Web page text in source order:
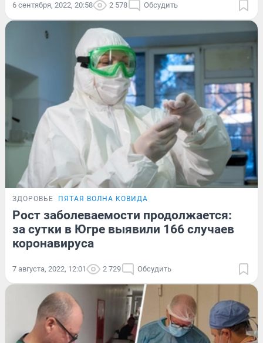
6 сентября, 2022, 20:58 2 578 Обсудить
ЗДОРОВЬЕ ПЯТАЯ ВОЛНА КОВИДА
Рост заболеваемости продолжается:
за сутки в Югре выявили 166 случаев
коронавируса
7 августа, 2022, 12:01 2 729 Обсудить